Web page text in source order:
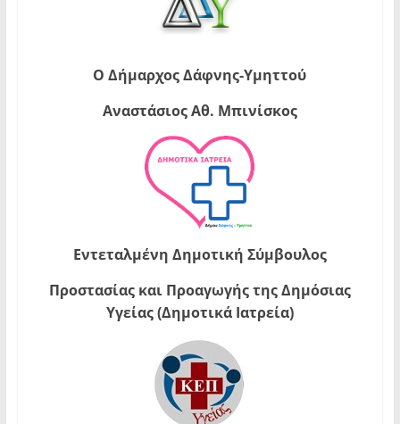
Ο Δήμαρχος Δάφνης-Υμηττού
Αναστάσιος Αθ. Μπινίσκος
Εντεταλμένη Δημοτική Σύμβουλος
Προστασίας και Προαγωγής της Δημόσιας
Υγείας (Δημοτικά Ιατρεία)